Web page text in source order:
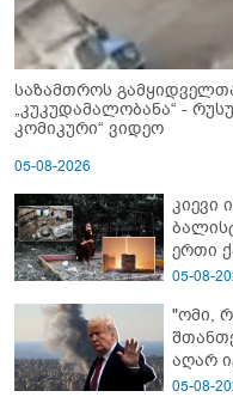
საზამთროს
„კუკუდამალობანა“ -
კომიკური“ ვიდეო
05-08-2026
კიევი
ერთი
ახალი
05-08-
"ომი,
აღარ
York
05-08-